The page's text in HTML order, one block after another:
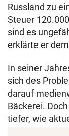
Russland zu
Steuer
sind es
erklärte er dem
In seiner
sich des
darauf
Bäckerei.
tiefer, wie